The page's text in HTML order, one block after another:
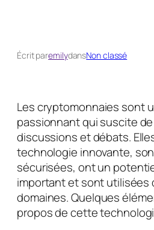
Écrit paremilydansNon classé
Les cryptomonnaies sont
passionnant qui suscite
discussions et débats.
technologie innovante,
sécurisées, ont un
important et sont utilisées
domaines. Quelques
propos de cette